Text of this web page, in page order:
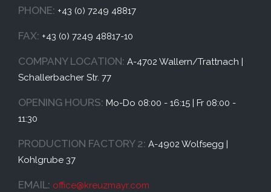
PHONE: +43 (0) 7249 48817
FAX: +43 (0) 7249 48817-10
COMPANY LOCATION: A-4702 Wallern/Trattnach |
Schallerbacher Str. 77
OPENING HOURS: Mo-Do 08:00 - 16:15 | Fr 08:00 -
11:30
PRODUCTION FACTORY 2: A-4902 Wolfsegg |
Kohlgrube 37
EMAIL: office@kreuzmayr.com